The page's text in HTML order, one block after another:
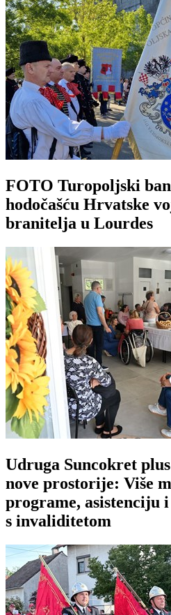
FOTO Turopoljski
hodočašću Hrvatske
branitelja u Lourdes
Udruga Suncokret
nove prostorije: Više
programe, asistenciju
s invaliditetom